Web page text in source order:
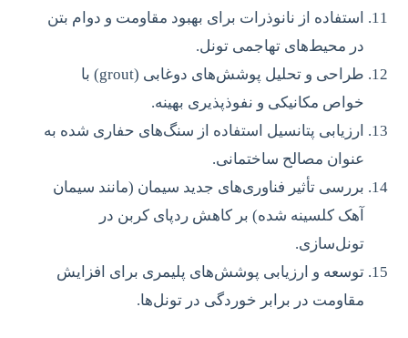
استفاده از نانوذرات برای بهبود مقاومت و دوام بتن
در محیط‌های تهاجمی تونل.
طراحی و تحلیل پوشش‌های دوغابی (grout) با
خواص مکانیکی و نفوذپذیری بهینه.
ارزیابی پتانسیل استفاده از سنگ‌های حفاری شده به
عنوان مصالح ساختمانی.
بررسی تأثیر فناوری‌های جدید سیمان (مانند سیمان
آهک کلسینه شده) بر کاهش ردپای کربن در
تونل‌سازی.
توسعه و ارزیابی پوشش‌های پلیمری برای افزایش
مقاومت در برابر خوردگی در تونل‌ها.